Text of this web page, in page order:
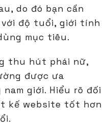
do đó bạn cần
với độ tuổi, giới tính
mục tiêu.
thu hút phái nữ,
được ưa
giới. Hiểu rõ đối
kế website tốt hơn